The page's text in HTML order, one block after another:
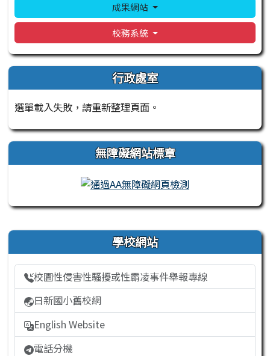
成果網站
校務系統
行政處室
選單載入失敗，請重新整理頁面。
無障礙網站標章
右邊區域內容 學校網站
校園性侵害性騷擾或性霸凌事件舉報專線
日新國小舊校網
English Website
電話分機